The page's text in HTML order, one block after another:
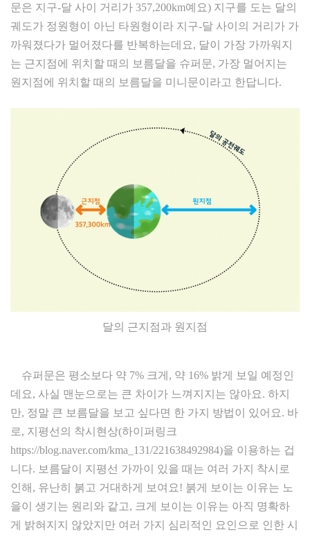
문은 지구-달 사이 거리가 357,200km예요) 지구를 도는 달의
궤도가 정원형이 아닌 타원형이라 지구-달 사이의 거리가 가
까워졌다가 멀어졌다를 반복하는데요, 달이 가장 가까워지
는 근지점에 위치할 때의 보름달을 슈퍼문, 가장 멀어지는
원지점에 위치할 때의 보름달을 미니문이라고 한답니다.
달의 근지점과 원지점
슈퍼문은 평소보다 약 7% 크게, 약 16% 밝게 보일 예정인
데요, 사실 맨눈으로는 큰 차이가 느껴지지는 않아요. 하지
만, 정말 큰 보름달을 보고 싶다면 한 가지 방법이 있어요. 바
로, 지평선의 착시현상(하이퍼링크
https://blog.naver.com/kma_131/221638492984)을 이용하는 겁
니다. 보름달이 지평선 가까이 있을 때는 여러 가지 착시로
인해, 유난히 붉고 거대하게 보여요! 붉게 보이는 이유는 노
을이 생기는 원리와 같고, 크게 보이는 이유는 아직 명확하
게 밝혀지지 않았지만 여러 가지 심리적인 요인으로 인한 시